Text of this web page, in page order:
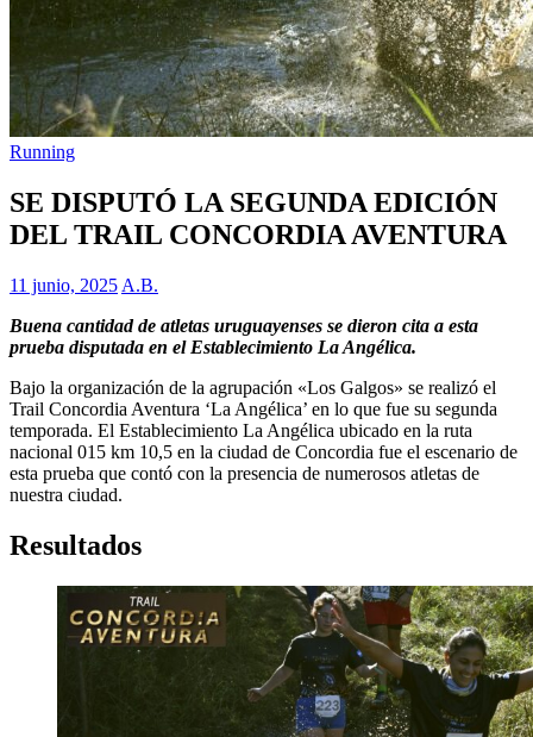
Running
SE DISPUTÓ LA SEGUNDA EDICIÓN
DEL TRAIL CONCORDIA AVENTURA
11 junio, 2025 A.B.
Buena cantidad de atletas uruguayenses se dieron cita a esta
prueba disputada en el Establecimiento La Angélica.
Bajo la organización de la agrupación «Los Galgos» se realizó el
Trail Concordia Aventura ‘La Angélica’ en lo que fue su segunda
temporada. El Establecimiento La Angélica ubicado en la ruta
nacional 015 km 10,5 en la ciudad de Concordia fue el escenario de
esta prueba que contó con la presencia de numerosos atletas de
nuestra ciudad.
Resultados